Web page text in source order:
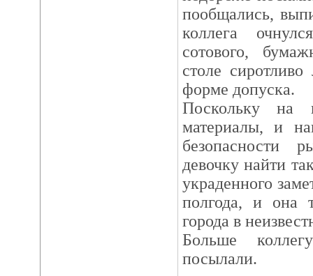
пообщались,
коллега
сотового,
столе
форме допуска.
Поскольку на
материалы, и
девочку найти
украденного
полгода, и она
города в
Больше
посылали.